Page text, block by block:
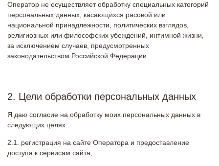
Оператор не осуществляет обработку специальных категорий
персональных данных, касающихся расовой или
национальной принадлежности, политических взглядов,
религиозных или философских убеждений, интимной жизни,
за исключением случаев, предусмотренных
законодательством Российской Федерации.
2. Цели обработки персональных данных
Я даю согласие на обработку моих персональных данных в
следующих целях:
регистрация на сайте Оператора и предоставление
доступа к сервисам сайта;